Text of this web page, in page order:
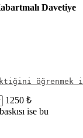
Davetiye
öğrenmek
1250 ₺
ise bu